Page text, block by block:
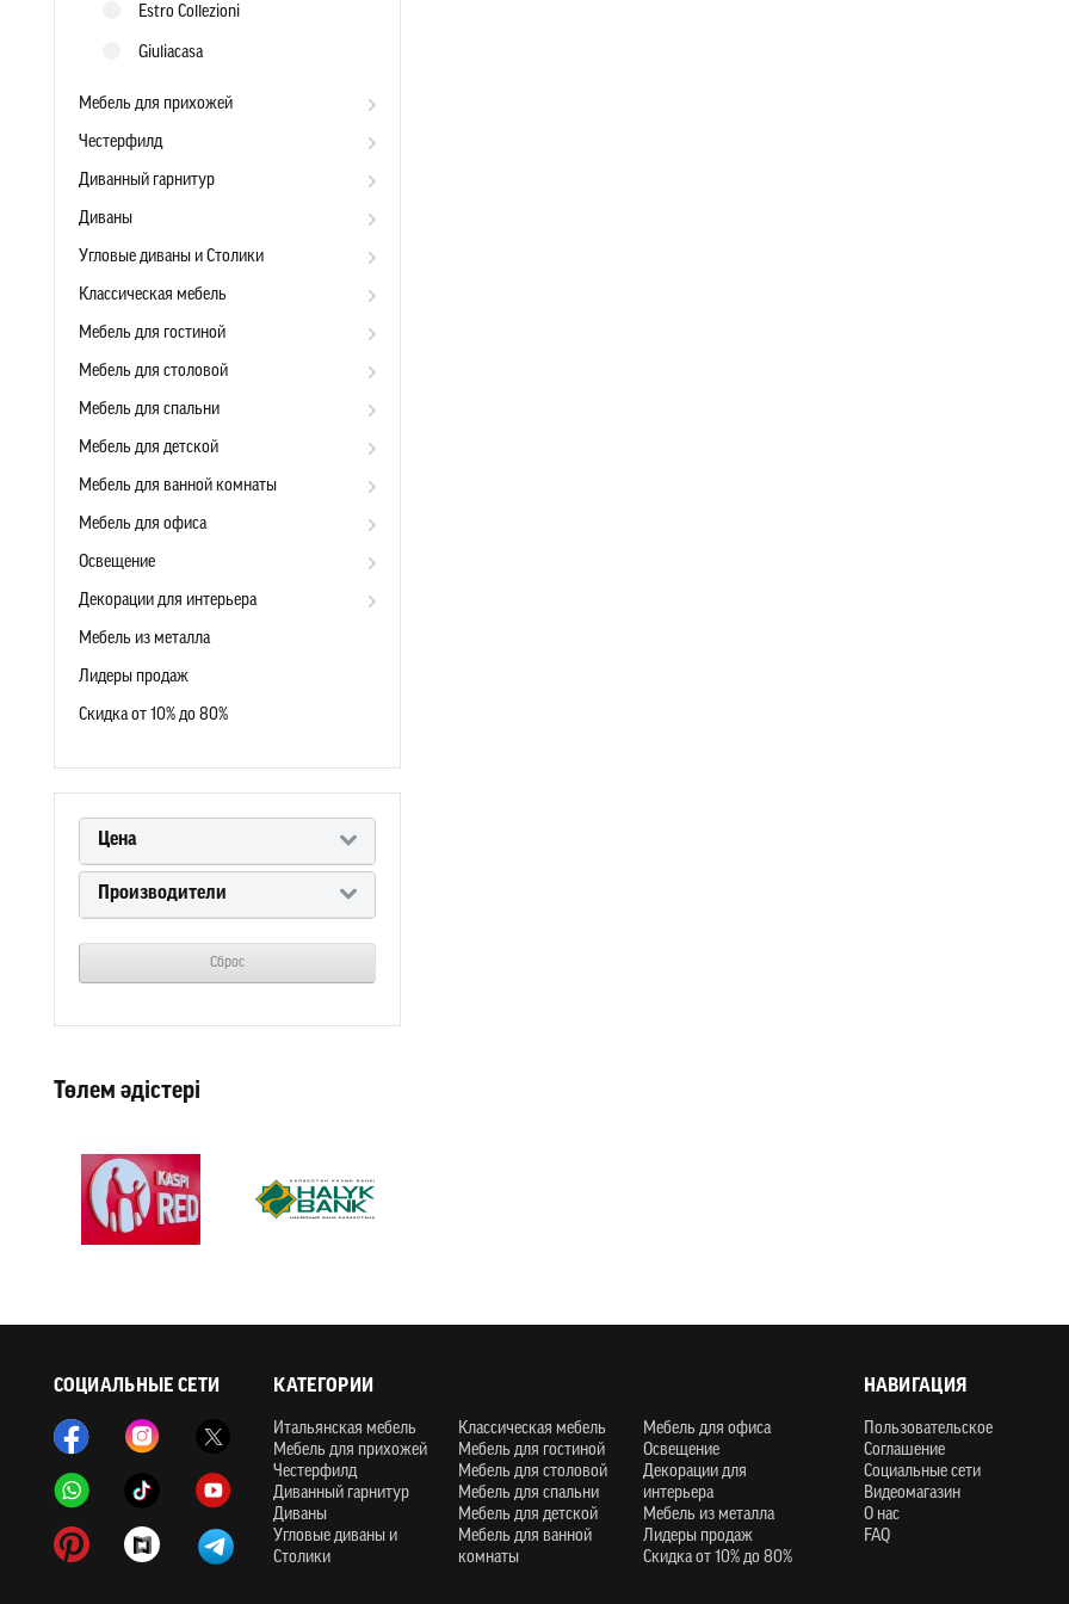
Estro Collezioni
Giuliacasa
Мебель для прихожей
Честерфилд
Диванный гарнитур
Диваны
Угловые диваны и Столики
Классическая мебель
Мебель для гостиной
Мебель для столовой
Мебель для спальни
Мебель для детской
Мебель для ванной комнаты
Мебель для офиса
Освещение
Декорации для интерьера
Мебель из металла
Лидеры продаж
Скидка от 10% до 80%
Цена
Производители
Сброс
Төлем әдістері
СОЦИАЛЬНЫЕ СЕТИ КАТЕГОРИИ
Итальянская мебель
Мебель для прихожей
Честерфилд
Диванный гарнитур
Диваны
Угловые диваны и
Столики
Классическая мебель
Мебель для гостиной
Мебель для столовой
Мебель для спальни
Мебель для детской
Мебель для ванной
комнаты
Мебель для офиса
Освещение
Декорации для
интерьера
Мебель из металла
Лидеры продаж
Скидка от 10% до 80%
НАВИГАЦИЯ
Пользовательское
Соглашение
Социальные сети
Видеомагазин
О нас
FAQ